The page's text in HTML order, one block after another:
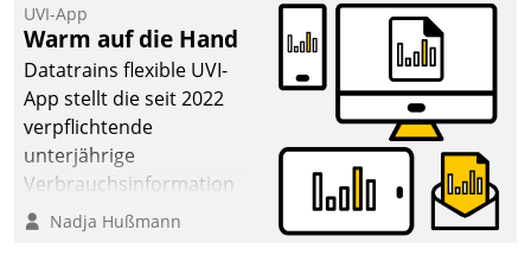
UVI-App
Warm auf die Hand
Datatrains flexible UVI-
App stellt die seit 2022
verpflichtende
unterjährige
Verbrauchsinformation
schnell, zuverlässig und
Nadja Hußmann